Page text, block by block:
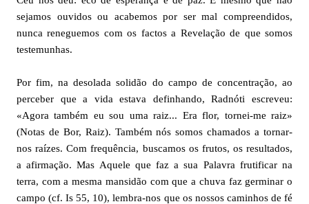
sejamos ouvidos ou acabemos por ser mal compreendidos,
nunca reneguemos com os factos a Revelação de que somos
testemunhas.
Por fim, na desolada solidão do campo de concentração, ao
perceber que a vida estava definhando, Radnóti escreveu:
«Agora também eu sou uma raiz... Era flor, tornei-me raiz»
(Notas de Bor, Raiz). Também nós somos chamados a tornar-
nos raízes. Com frequência, buscamos os frutos, os resultados,
a afirmação. Mas Aquele que faz a sua Palavra frutificar na
terra, com a mesma mansidão com que a chuva faz germinar o
campo (cf. Is 55, 10), lembra-nos que os nossos caminhos de fé